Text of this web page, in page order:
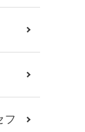
フ